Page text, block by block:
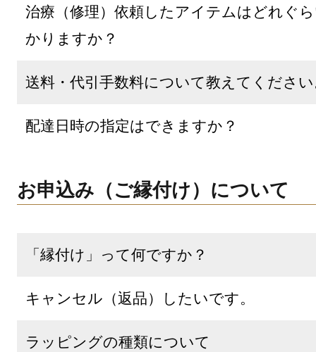
治療（修理）依頼したアイテムはどれぐ
かりますか？
送料・代引手数料について教えてくださ
配達日時の指定はできますか？
お申込み（ご縁付け）について
「縁付け」って何ですか？
キャンセル（返品）したいです。
ラッピングの種類について